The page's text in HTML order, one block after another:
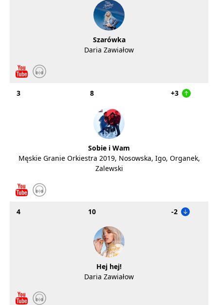
Szarówka
Daria Zawiałow
3 8 +3
Sobie i Wam
Męskie Granie Orkiestra 2019, Nosowska, Igo, Organek,
Zalewski
4 10 -2
Hej hej!
Daria Zawiałow